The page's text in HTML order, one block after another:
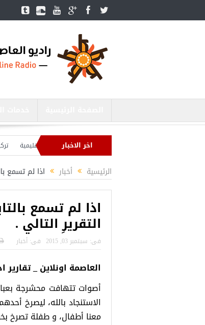
اخر الاخبار
الدفاع التركي يبحث مع نظيره الروسي القضايا الأمنية الإقليمية تركيا تنشئ 3 مستشفيات في مناطق
بصدد إنهاء الاستعدادات لشنّ عملية جديدة في سوريا.. وأردوغان يحذّر
الرئيسية أخبار اذا لم تسمع
اذا لم تسمع
التقريرِ التالي .
فى: سبتمبر 03, 2015 فى: أخبار
العاصمة اونلاين _ تقارير
أصوات تتهافت محشرجة
الاستنجاد بالله، ليصرخ
معنا أطفال، و طفلة تصرخ
رسائل تحذيرية من